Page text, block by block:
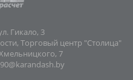
Гикало, 3
Торговый центр "Столица"
7